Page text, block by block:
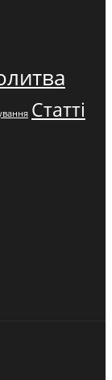
Статті